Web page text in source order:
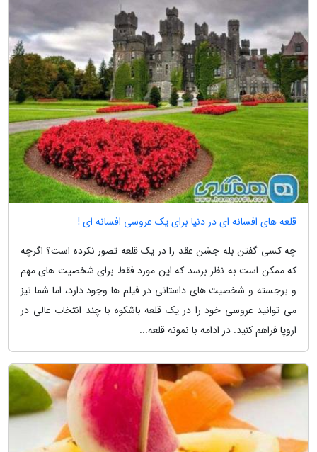
قلعه های افسانه ای در دنیا برای یک عروسی افسانه ای !
چه کسی گفتن بله جشن عقد را در یک قلعه تصور نکرده است؟ اگرچه
که ممکن است به نظر برسد که این مورد فقط برای شخصیت های مهم
و برجسته و شخصیت های داستانی در فیلم ها وجود دارد، اما شما نیز
می توانید عروسی خود را در یک قلعه باشکوه با چند انتخاب عالی در
اروپا فراهم کنید. در ادامه با نمونه قلعه...